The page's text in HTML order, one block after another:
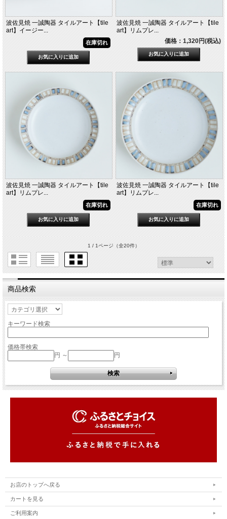
波佐見焼 一誠陶器 タイルアート【tile
art】イージー...
在庫切れ
波佐見焼 一誠陶器 タイルアート【tile
art】リムプレ...
価格：1,320円(税込)
波佐見焼 一誠陶器 タイルアート【tile
art】リムプレ...
在庫切れ
波佐見焼 一誠陶器 タイルアート【tile
art】リムプレ...
在庫切れ
1 / 1ページ（全20件）
商品検索
キーワード検索
価格帯検索
円 ～
円
お店のトップへ戻る
カートを見る
ご利用案内